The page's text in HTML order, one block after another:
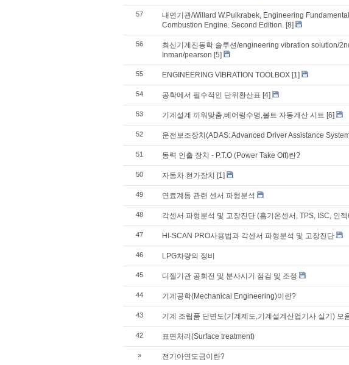
57
내연기관/Willard W.Pulkrabek, Engineering
Combustion Engine. Second Edition. [8]
56
최신기계진동학 솔루션/engineering vibration solution/
Inman/pearson [5]
55 ENGINEERING VIBRATION TOOLBOX [1]
54 공학에서 필수적인 단위환산표 [4]
53 기계설계 끼워맞춤,베어링수명,볼트 자동계산 시트 [6]
52 운전보조장치(ADAS: Advanced Driver Assistance
51 동력 인출 장치 - P.T.O (Power Take Off)란?
50 자동차 현가장치 [1]
49 연료계통 관련 센서 파형분석
48 각센서 파형분석 및 고장진단 (흡기온센서, TPS, ISC, 인
47 HI-SCAN PRO사용법과 각센서 파형분석 및 고장진단
46 LPG차량의 정비
45 디젤기관 공회전 및 분사시기 점검 및 조정
44 기계공학(Mechanical Engineering)이란?
43 기계 조립품 단면도(기계제도,기계설계산업기사 실기) 모
42 표면처리(Surface treatment)
» 전기아연도금이란?